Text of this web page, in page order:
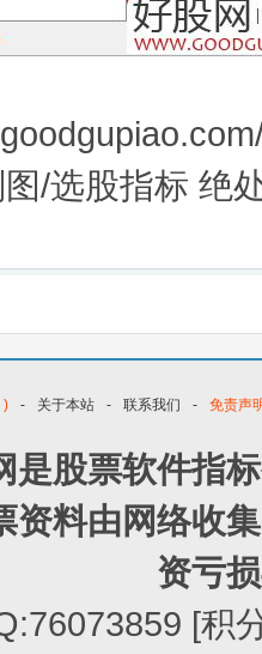
图/选股指标 绝
) - 关于本站 - 联系我们 - 免责声
是股票软件指
资料由网络收
资亏
[积